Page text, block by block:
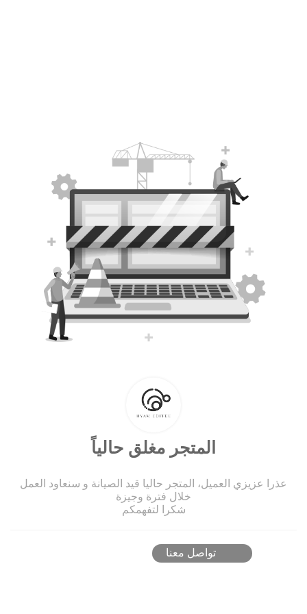
المتجر مغلق حالياً
عذرا عزيزي العميل، المتجر حاليا قيد الصيانة و سنعاود العمل
خلال فترة وجيزة
شكرا لتفهمكم
تواصل معنا